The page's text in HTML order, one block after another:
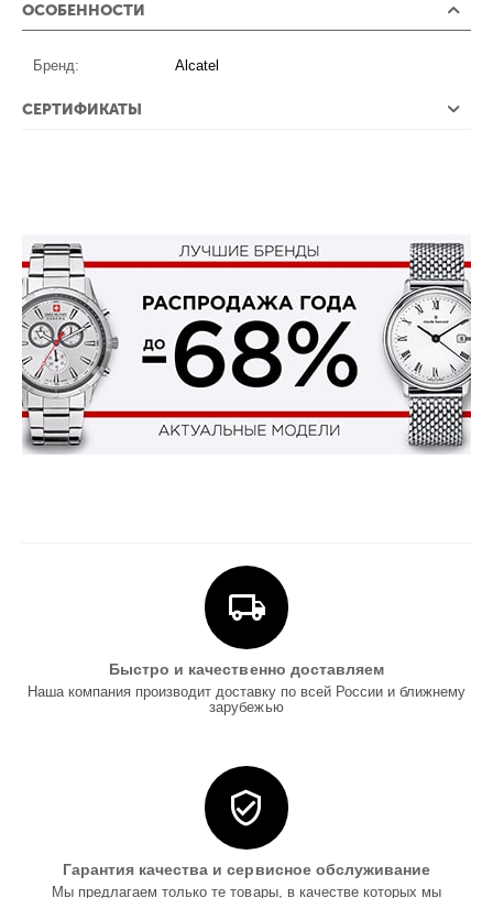
ОСОБЕННОСТИ
Бренд: Alcatel
СЕРТИФИКАТЫ
Быстро и качественно доставляем
Наша компания производит доставку по всей России и ближнему
зарубежью
Гарантия качества и сервисное обслуживание
Мы предлагаем только те товары, в качестве которых мы